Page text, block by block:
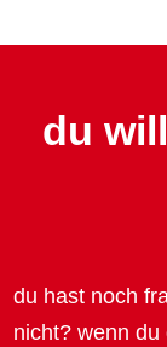
du
du hast noch
nicht? wenn